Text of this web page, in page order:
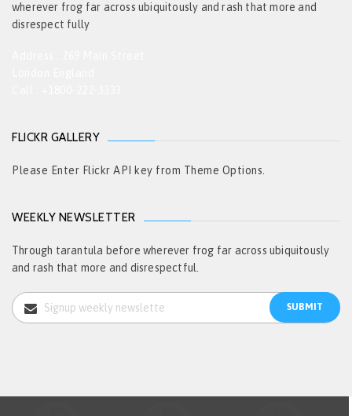
wherever frog far across ubiquitously and rash that more and
disrespect fully
FLICKR GALLERY
Please Enter Flickr API key from Theme Options.
WEEKLY NEWSLETTER
Through tarantula before wherever frog far across ubiquitously
and rash that more and disrespectful.